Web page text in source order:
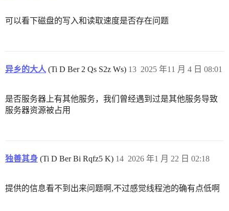
可以看下磁盘的写入和读取速度是否存在问题
异乡的大人 (Ti D Ber 2 Qs S2z Ws) 2025 年11 月 4 日 08:01
13
是否服务器上有其他服务，我们曾经遇到过是其他服务导致
服务器资源被占用
独善其身 (Ti D Ber Bi Rqfz5 K) 2026 年1 月 22 日 02:18
14
提供的信息看不到出来问题啊,不过感觉线程池的确有点低啊